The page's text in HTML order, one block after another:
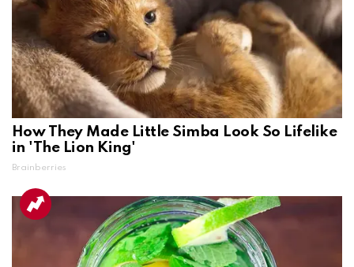
How They Made Little Simba Look So Lifelike
in 'The Lion King'
Brainberries